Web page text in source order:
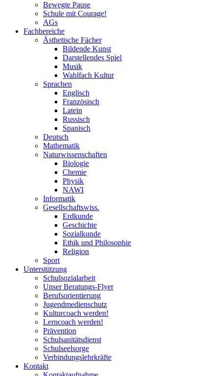
Bewegte Pause
Schule mit Courage!
AGs
Fachbereiche
Ästhetische Fächer
Bildende Kunst
Darstellendes Spiel
Musik
Wahlfach Kultur
Sprachen
Englisch
Französisch
Latein
Russisch
Spanisch
Deutsch
Mathematik
Naturwissenschaften
Biologie
Chemie
Physik
NAWI
Informatik
Gesellschaftswiss.
Erdkunde
Geschichte
Sozialkunde
Ethik und Philosophie
Religion
Sport
Unterstützung
Schulsozialarbeit
Unser Beratungs-Flyer
Berufsorientierung
Jugendmedienschutz
Kulturcoach werden!
Lerncoach werden!
Prävention
Schulsanitätsdienst
Schulseelsorge
Verbindungslehrkräfte
Kontakt